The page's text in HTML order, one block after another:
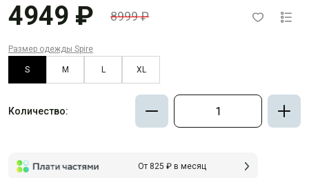
4949 ₽ 8999 ₽
Размер одежды Spire
S M L XL
Количество:
От 825 ₽ в месяц